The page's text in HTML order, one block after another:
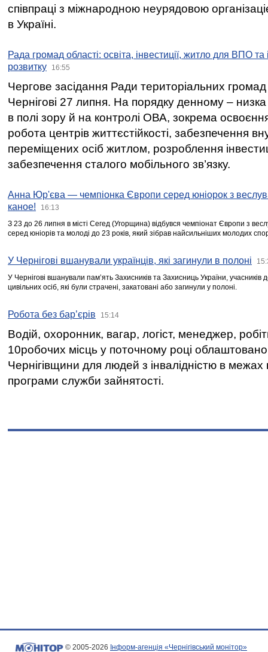
співпраці з міжнародною неурядовою
в Україні.
Рада громад області: освіта, інвестиції, житло для ВПО
розвитку
16:55
Чергове засідання Ради територіальних громад
Чернігові 27 липня. На порядку денному –
в полі зору й на контролі ОВА, зокрема освоєння
робота центрів життєстійкості, забезпечення
переміщених осіб житлом, розроблення
забезпечення сталого мобільного зв’язку.
Анна Юр'єва — чемпіонка Європи серед юніорок з
каное!
16:13
З 23 до 26 липня в місті Сегед (Угорщина) відбувся чемпіонат Європи з
серед юніорів та молоді до 23 років, який зібрав найсильніших молодих
У Чернігові вшанували українців, які загинули в полоні
У Чернігові вшанували пам’ять Захисників та Захисниць України,
цивільних осіб, які були страчені, закатовані або загинули у полоні.
Робота без бар’єрів 15:14
Водій, охоронник, вагар, логіст, менеджер,
10робочих місць у поточному році
Чернігівщини для людей з інвалідністю в межах
програми служби зайнятості.
© 2005-2026 Інформ-агенція «Чернігівський монітор»